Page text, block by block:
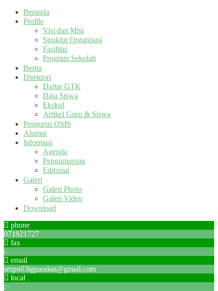
Beranda
Profile
Visi dan Misi
Struktur Organisasi
Fasilitas
Program Sekolah
Berita
Direktori
Daftar GTK
Data Siswa
Ekskul
Artikel Guru & Siswa
Pengurus OSIS
Alumni
Informasi
Agenda
Pengumuman
Editorial
Galeri
Galeri Photo
Galeri Video
Download
phone
071921727
fax
-
email
smpn03tgpandan@gmail.com
local
: